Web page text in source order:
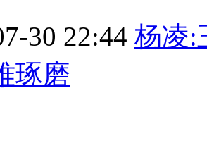
30 22:44 杨凌:
琢磨